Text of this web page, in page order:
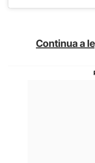
Continua a